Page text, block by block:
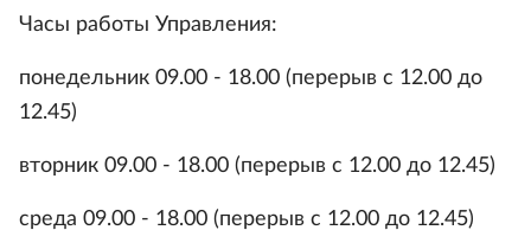
Часы работы Управления:
понедельник 09.00 - 18.00 (перерыв с 12.00 до
12.45)
вторник 09.00 - 18.00 (перерыв с 12.00 до 12.45)
среда 09.00 - 18.00 (перерыв с 12.00 до 12.45)